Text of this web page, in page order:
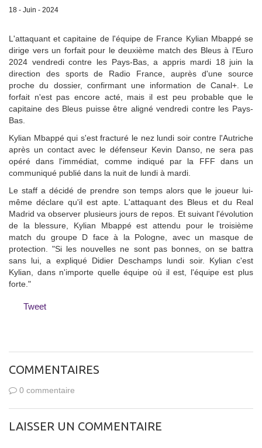
18 - Juin - 2024
L'attaquant et capitaine de l'équipe de France Kylian Mbappé se
dirige vers un forfait pour le deuxième match des Bleus à l'Euro
2024 vendredi contre les Pays-Bas, a appris mardi 18 juin la
direction des sports de Radio France, auprès d'une source
proche du dossier, confirmant une information de Canal+. Le
forfait n'est pas encore acté, mais il est peu probable que le
capitaine des Bleus puisse être aligné vendredi contre les Pays-
Bas.
Kylian Mbappé qui s'est fracturé le nez lundi soir contre l'Autriche
après un contact avec le défenseur Kevin Danso, ne sera pas
opéré dans l'immédiat, comme indiqué par la FFF dans un
communiqué publié dans la nuit de lundi à mardi.
Le staff a décidé de prendre son temps alors que le joueur lui-
même déclare qu'il est apte. L'attaquant des Bleus et du Real
Madrid va observer plusieurs jours de repos. Et suivant l'évolution
de la blessure, Kylian Mbappé est attendu pour le troisième
match du groupe D face à la Pologne, avec un masque de
protection. "Si les nouvelles ne sont pas bonnes, on se battra
sans lui, a expliqué Didier Deschamps lundi soir. Kylian c'est
Kylian, dans n'importe quelle équipe où il est, l'équipe est plus
forte."
Tweet
COMMENTAIRES
0 commentaire
LAISSER UN COMMENTAIRE